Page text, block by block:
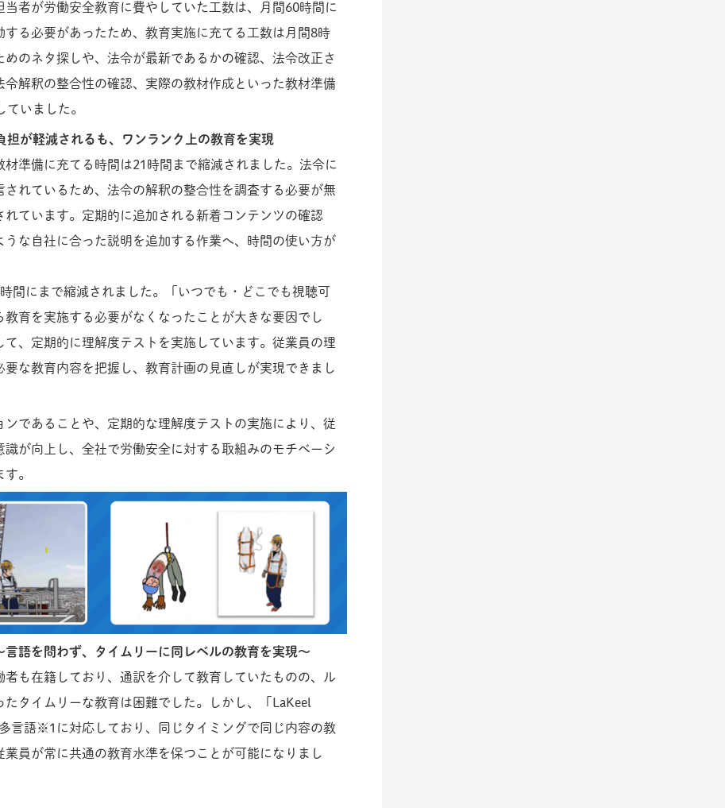
者が労働安全教育に費やしていた工数は、月間60時間に
する必要があったため、教育実施に充てる工数は月間8時
めのネタ探しや、法令が最新であるかの確認、法令改正さ
令解釈の整合性の確認、実際の教材作成といった教材準備
いました。
担が軽減されるも、ワンランク上の教育を実現
材準備に充てる時間は21時間まで縮減されました。法令に
されているため、法令の解釈の整合性を調査する必要が無
れています。定期的に追加される新着コンテンツの確認
うな自社に合った説明を追加する作業へ、時間の使い方が
間にまで縮減されました。「いつでも・どこでも視聴可
教育を実施する必要がなくなったことが大きな要因でし
て、定期的に理解度テストを実施しています。従業員の理
要な教育内容を把握し、教育計画の見直しが実現できまし
であることや、定期的な理解度テストの実施により、従
識が向上し、全社で労働安全に対する取組みのモチベーシ
。
言語を問わず、タイムリーに同レベルの教育を実現～
も在籍しており、通訳を介して教育していたものの、ル
たタイムリーな教育は困難でした。しかし、「LaKeel
言語※1 に対応しており、同じタイミングで同じ内容の教
業員が常に共通の教育水準を保つことが可能になりまし